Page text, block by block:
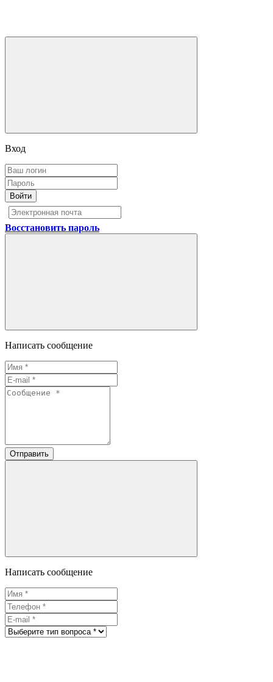
Вход
Войти
Восстановить пароль
Написать сообщение
Отправить
Написать сообщение